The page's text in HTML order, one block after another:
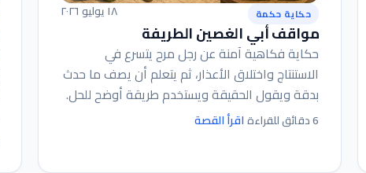
حكاية حكمة ١٨ يوليو ٢٠٢٦
مواقف أبي الغصين الطريفة
حكاية فكاهية آمنة عن رجل مرح يتسرع في
الاستنتاج واختلاق الأعذار، ثم يتعلم أن يصف ما حدث
بدقة ويقول الحقيقة ويستخدم طريقة أوضح للحل.
6 دقائق للقراءة اقرأ القصة